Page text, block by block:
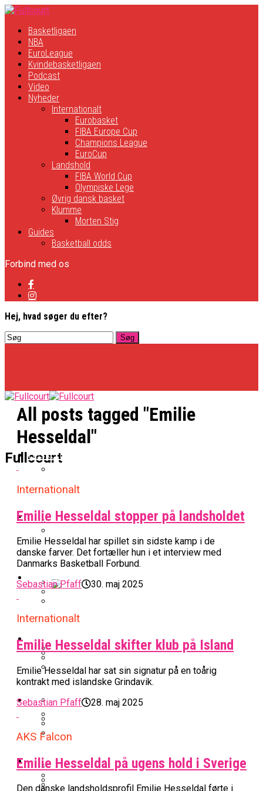
Basketligaen
NBA
EuroLeague
Kvindebasketligaen
Podcast
Video
Nyheder
Internationalt
Eurobasket
FIBA Europe Cup
Champions League
EuroCup
Landshold
FIBA World Cup
Olympiske Lege
Øvrig dansk basket
Klumme
Morten Stig
Guides
Basketball odds
Forbind med os
Hej, hvad søger du efter?
Fullcourt
Basketligaen
Officielt: Vejen Gafler Dansker Hos Rabbits
BK Vejen Opruster: Amerikansk Point
Guard På Plads
Nu Står Det Klart: Den Dag Starter
Basketligaen
Spanske Række
Officielt: Bakken Skal Spille Champions
League-Kvalifikation
NBA
Warriors Forlænger Med Succestræner
På Porten
Stjerne Akut Opereret: Misser Nøglekampe
Efter Uhyggelig Skade
EuroLeague
Danskerne Imponerede Torsdag Aften I
Anders Sommer Scorer Kæmpe Trænerjob
I EuroLeague
Mester Efter To Missede Ulm-Matchbolde
Kvindebasketligaen
College Er Slut: Frida Formann Fortsætter
Efter ‘The Double’: Kvindebasketligaens
MVP Rykker Til Sverige
Podcast
Podcast: “Med Lars Og Torben Som
Trænere, Gav Man Sig 100 Procent”
Video
All posts tagged "Emilie
Hesseldal"
Internationalt
Emilie Hesseldal stopper på landsholdet
Emilie Hesseldal har spillet sin sidste kamp i de
danske farver. Det fortæller hun i et interview med
Danmarks Basketball Forbund.
Sebastian Pfaff
30. maj 2025
Internationalt
Emilie Hesseldal skifter klub på Island
Emilie Hesseldal har sat sin signatur på en toårig
kontrakt med islandske Grindavik.
Sebastian Pfaff
28. maj 2025
AKS Falcon
Emilie Hesseldal på ugens hold i Sverige
Den danske landsholdsprofil Emilie Hesseldal førte i